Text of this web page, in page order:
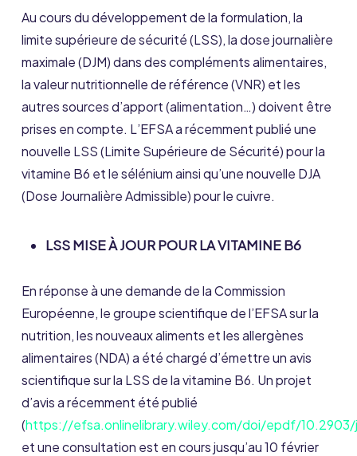
Au cours du développement de la formulation, la
limite supérieure de sécurité (LSS), la dose journalière
maximale (DJM) dans des compléments alimentaires,
la valeur nutritionnelle de référence (VNR) et les
autres sources d’apport (alimentation…) doivent être
prises en compte. L’EFSA a récemment publié une
nouvelle LSS (Limite Supérieure de Sécurité) pour la
vitamine B6 et le sélénium ainsi qu’une nouvelle DJA
(Dose Journalière Admissible) pour le cuivre.
LSS MISE À JOUR POUR LA VITAMINE B6
En réponse à une demande de la Commission
Européenne, le groupe scientifique de l’EFSA sur la
nutrition, les nouveaux aliments et les allergènes
alimentaires (NDA) a été chargé d’émettre un avis
scientifique sur la LSS de la vitamine B6. Un projet
d’avis a récemment été publié
(https://efsa.onlinelibrary.wiley.com/doi/epdf/
et une consultation est en cours jusqu’au 10 février